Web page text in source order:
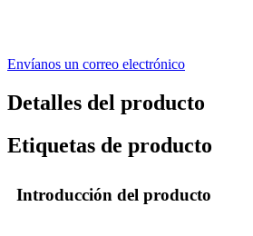
Envíanos un correo electrónico
Detalles del producto
Etiquetas de producto
Introducción del producto